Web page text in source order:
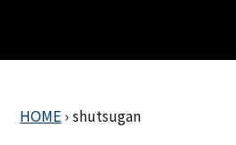
HOME › shutsugan